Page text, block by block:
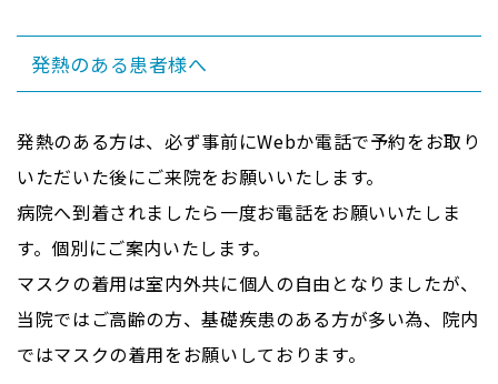
発熱のある患者様へ
発熱のある方は、必ず事前にWebか電話で予約をお取り
いただいた後にご来院をお願いいたします。
病院へ到着されましたら一度お電話をお願いいたしま
す。個別にご案内いたします。
マスクの着用は室内外共に個人の自由となりましたが、
当院ではご高齢の方、基礎疾患のある方が多い為、院内
ではマスクの着用をお願いしております。